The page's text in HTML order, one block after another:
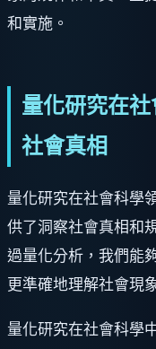
和實施。
量化研究在
社會真相
量化研究在社會科學
供了洞察社會真相和
過量化分析，我們能
更準確地理解社會現
量化研究在社會科學